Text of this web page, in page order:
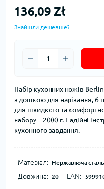
136,09 Zł
Знайшли дешевше?
Набір кухонних ножів
з дошкою для нарізання, 6
для швидкого та
набору – 2000 г. Надійні
кухонного завдання.
Матеріал: Нержавіюча сталь
Довжина: 20 EAN: